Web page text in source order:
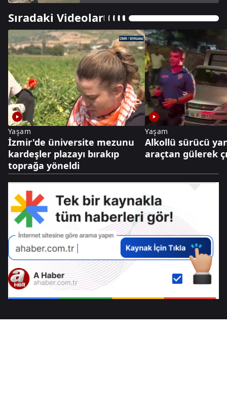
Sıradaki Videolar
Yaşam
İzmir'de üniversite mezunu
kardeşler plazayı bırakıp
toprağa yöneldi
Yaşam
Alkollü sürücü
araçtan gülerek